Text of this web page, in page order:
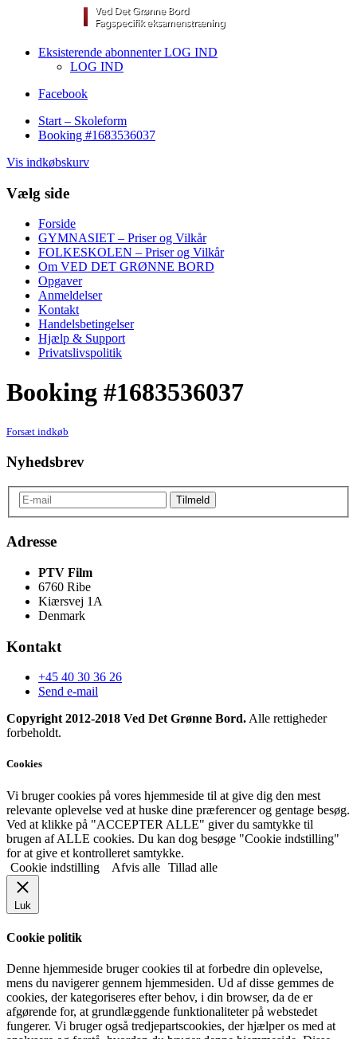
Eksisterende abonnenter LOG IND
LOG IND
Facebook
Start – Skoleform
Booking #1683536037
Vis indkøbskurv
Vælg side
Forside
GYMNASIET – Priser og Vilkår
FOLKESKOLEN – Priser og Vilkår
Om VED DET GRØNNE BORD
Opgaver
Anmeldelser
Kontakt
Handelsbetingelser
Hjælp & Support
Privatslivspolitik
Booking #1683536037
Forsæt indkøb
Nyhedsbrev
Adresse
PTV Film
6760 Ribe
Kiærsvej 1A
Denmark
Kontakt
+45 40 30 36 26
Send e-mail
Copyright 2012-2018 Ved Det Grønne Bord. Alle rettigheder
forbeholdt.
Cookies
Vi bruger cookies på vores hjemmeside til at give dig den mest
relevante oplevelse ved at huske dine præferencer og gentage besøg.
Ved at klikke på "ACCEPTER ALLE" giver du samtykke til
brugen af ALLE cookies. Du kan dog besøge "Cookie indstilling"
for at give et kontrolleret samtykke.
Cookie indstilling
Afvis alle Tillad alle
Luk
Cookie politik
Denne hjemmeside bruger cookies til at forbedre din oplevelse,
mens du navigerer gennem hjemmesiden. Ud af disse gemmes de
cookies, der kategoriseres efter behov, i din browser, da de er
afgørende for, at grundlæggende funktionaliteter på webstedet
fungerer. Vi bruger også tredjepartscookies, der hjælper os med at